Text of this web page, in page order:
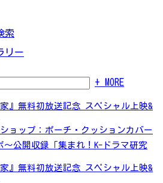
索
リー
+ MORE
』無料初放送記念 スペシャル上映&
ョップ：ポーチ・クッションカバー
～公開収録「集まれ！K-ドラマ研究
』無料初放送記念 スペシャル上映&